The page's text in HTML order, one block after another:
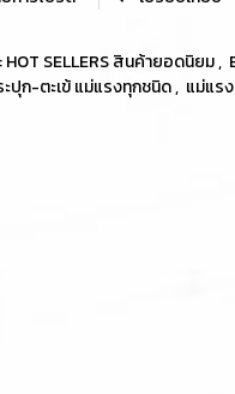
HOT SELLERS สินค้ายอดนิยม,
ปุก-ตะเข้ แม่แรงทุกชนิด, แม่แร